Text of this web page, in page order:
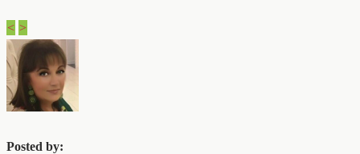
< >
Posted by: